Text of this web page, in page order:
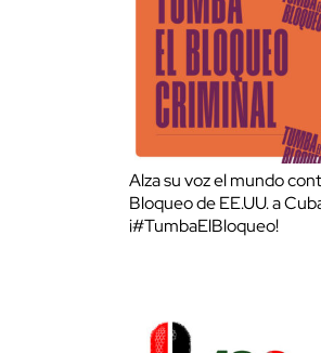
Alza su voz el mundo
Bloqueo de EE.UU. a
¡#TumbaElBloqueo!